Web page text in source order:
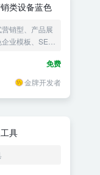
类设备蓝色
销型、产品展
业模板、SEO
免费
金牌开发者
具